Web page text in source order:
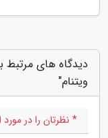
دیدگاه های مرتبط
ویتنام"
* نظرتان را در مورد